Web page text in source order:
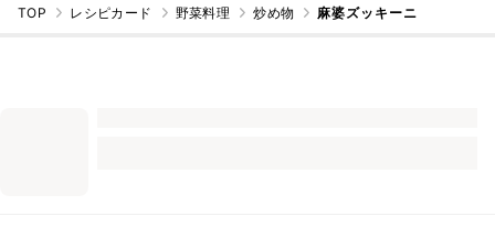
TOP レシピカード 野菜料理 炒め物 麻婆ズッキーニ